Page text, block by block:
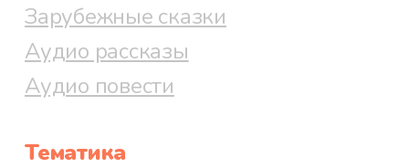
Зарубежные сказки
Аудио рассказы
Аудио повести
Тематика